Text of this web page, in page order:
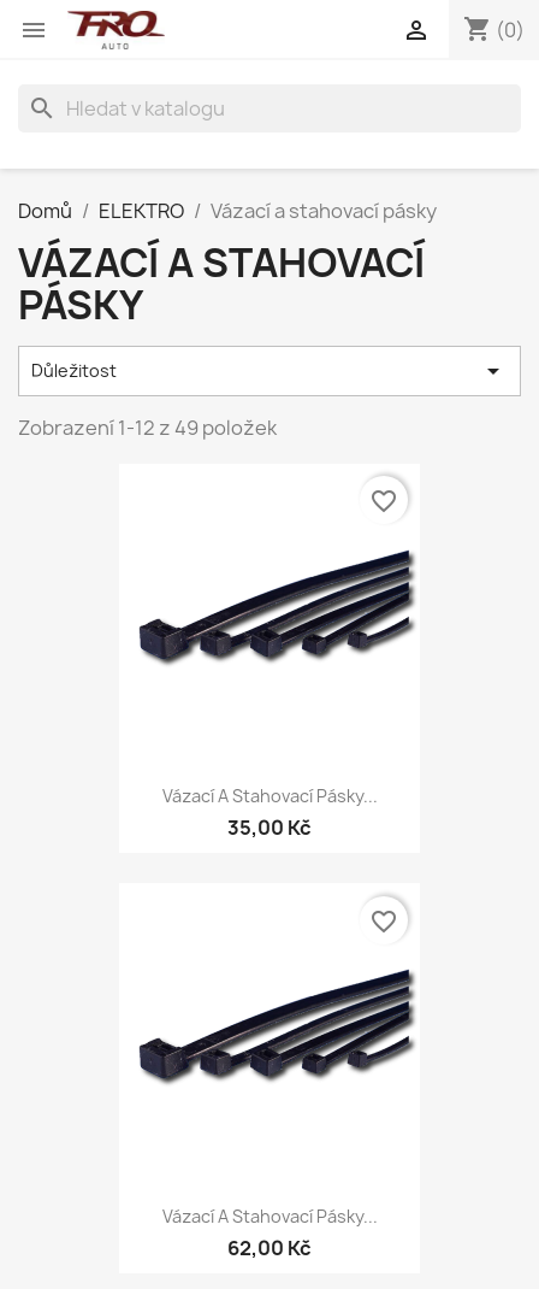
 shopping_cart (0)

search
Domů ELEKTRO Vázací a stahovací pásky
VÁZACÍ A STAHOVACÍ
PÁSKY
Důležitost 
Zobrazení 1-12 z 49 položek
Vázací A Stahovací Pásky...
35,00 Kč
favorite_border
Vázací A Stahovací Pásky...
62,00 Kč
favorite_border